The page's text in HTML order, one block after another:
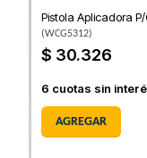
Pistola Aplicadora
(WCG5312)
$ 30.326
6 cuotas sin
AGREGAR